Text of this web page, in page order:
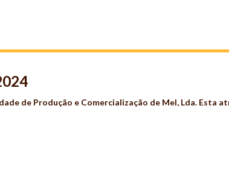
de Produção e Comercialização de Mel, Lda. Esta